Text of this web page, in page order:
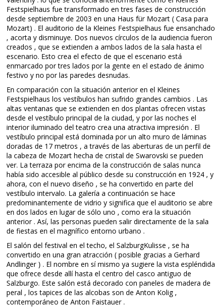
Festspielhaus fue transformado en tres fases de construcción
desde septiembre de 2003 en una Haus für Mozart ( Casa para
Mozart) . El auditorio de la Kleines Festspielhaus fue ensanchado
, acorta y disminuye. Dos nuevos círculos de la audiencia fueron
creados , que se extienden a ambos lados de la sala hasta el
escenario. Esto crea el efecto de que el escenario está
enmarcado por tres lados por la gente en el estado de ánimo
festivo y no por las paredes desnudas.
En comparación con la situación anterior en el Kleines
Festspielhaus los vestíbulos han sufrido grandes cambios . Las
altas ventanas que se extienden en dos plantas ofrecen vistas
desde el vestíbulo principal de la ciudad, y por las noches el
interior iluminado del teatro crea una atractiva impresión . El
vestíbulo principal está dominada por un alto muro de láminas
doradas de 17 metros , a través de las aberturas de un perfil de
la cabeza de Mozart hecha de cristal de Swarovski se pueden
ver. La terraza por encima de la construcción de salas nunca
había sido accesible al público desde su construcción en 1924 , y
ahora, con el nuevo diseño , se ha convertido en parte del
vestíbulo intervalo. La galería a continuación se hace
predominantemente de vidrio y significa que el auditorio se abre
en dos lados en lugar de sólo uno , como era la situación
anterior . Así, las personas pueden salir directamente de la sala
de fiestas en el magnífico entorno urbano .
El salón del festival en el techo, el SalzburgKulisse , se ha
convertido en una gran atracción ( posible gracias a Gerhard
Andlinger ) . El nombre en sí mismo ya sugiere la vista espléndida
que ofrece desde allí hasta el centro del casco antiguo de
Salzburgo. Este salón está decorado con paneles de madera de
peral , los tapices de las alcobas son de Anton Kolig ,
contemporáneo de Anton Faistauer .